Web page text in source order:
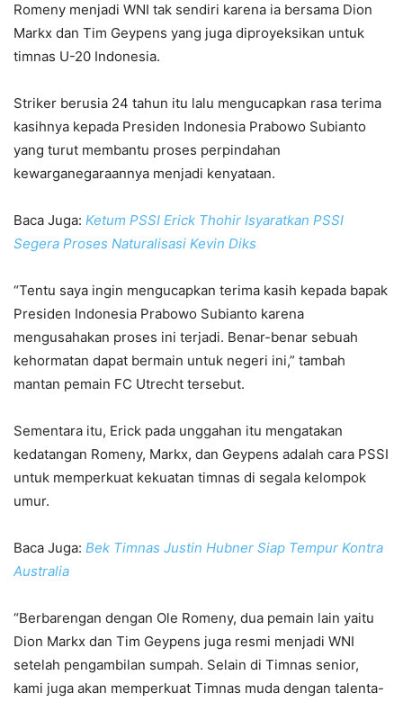
Romeny menjadi WNI tak sendiri karena ia bersama Dion
Markx dan Tim Geypens yang juga diproyeksikan untuk
timnas U-20 Indonesia.
Striker berusia 24 tahun itu lalu mengucapkan rasa terima
kasihnya kepada Presiden Indonesia Prabowo Subianto
yang turut membantu proses perpindahan
kewarganegaraannya menjadi kenyataan.
Baca Juga: Ketum PSSI Erick Thohir Isyaratkan PSSI
Segera Proses Naturalisasi Kevin Diks
“Tentu saya ingin mengucapkan terima kasih kepada bapak
Presiden Indonesia Prabowo Subianto karena
mengusahakan proses ini terjadi. Benar-benar sebuah
kehormatan dapat bermain untuk negeri ini,” tambah
mantan pemain FC Utrecht tersebut.
Sementara itu, Erick pada unggahan itu mengatakan
kedatangan Romeny, Markx, dan Geypens adalah cara PSSI
untuk memperkuat kekuatan timnas di segala kelompok
umur.
Baca Juga: Bek Timnas Justin Hubner Siap Tempur Kontra
Australia
“Berbarengan dengan Ole Romeny, dua pemain lain yaitu
Dion Markx dan Tim Geypens juga resmi menjadi WNI
setelah pengambilan sumpah. Selain di Timnas senior,
kami juga akan memperkuat Timnas muda dengan talenta-